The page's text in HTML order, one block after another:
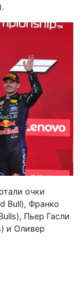
очки
Bull), Франко
Пьер Гасли
и Оливер